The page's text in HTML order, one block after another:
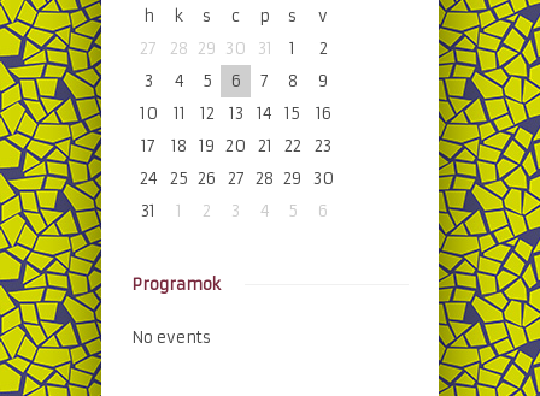
h k s c p s
v
27
28 29 30 31 1
2
3
4 5 6 7 8
9
10
11 12 13 14 15
16
17
18 19 20 21 22
23
24
25 26 27 28 29
30
31
1 2 3 4 5 6
Programok
No events